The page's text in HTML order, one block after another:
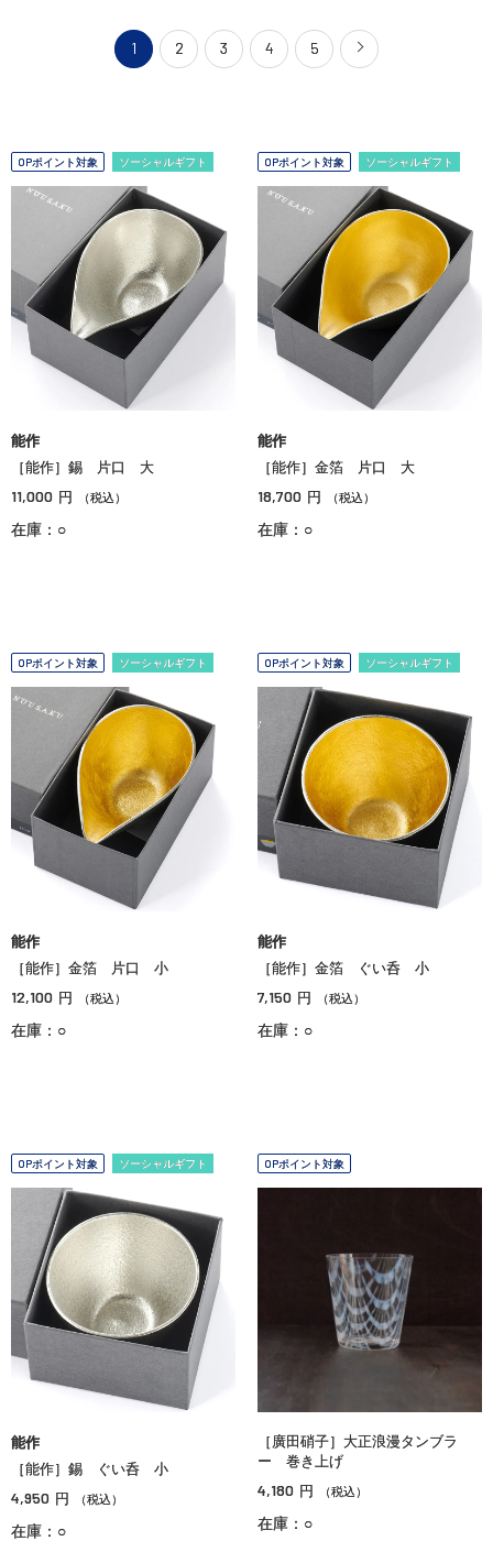
1 2 3 4 5
OPポイント対象 ソーシャルギフト
能作
［能作］錫 片口 大
11,000 円 （税込）
在庫：○
OPポイント対象 ソーシャルギフト
能作
［能作］金箔 片口 大
18,700 円 （税込）
在庫：○
OPポイント対象 ソーシャルギフト
能作
［能作］金箔 片口 小
12,100 円 （税込）
在庫：○
OPポイント対象 ソーシャルギフト
能作
［能作］金箔 ぐい呑 小
7,150 円 （税込）
在庫：○
OPポイント対象 ソーシャルギフト
能作
［能作］錫 ぐい呑 小
4,950 円 （税込）
在庫：○
OPポイント対象
［廣田硝子］大正浪漫タンブラ
ー 巻き上げ
4,180 円 （税込）
在庫：○